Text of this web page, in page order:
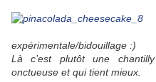
expérimentale/bidouillage :)
Là c’est plutôt une
onctueuse et qui tient mieux.